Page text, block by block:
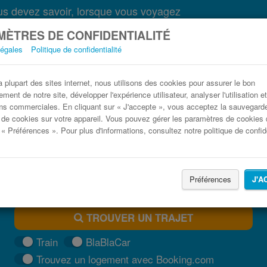
DE CONFIDENTIALITÉ
Politique de confidentialité
plupart des sites internet, nous utilisons des cookies pour assurer le bon
de notre site, développer l'expérience utilisateur, analyser l'utilisation
commerciales. En cliquant sur « J'accepte », vous acceptez la
cookies sur votre appareil. Vous pouvez gérer les paramètres de cookies
Préférences ». Pour plus d'informations, consultez notre politique de
Préférences
devez savoir, lorsque vous voyagez
Bus Menton Nice, France pas cher
Trouvez votre billet de bus moins cher
TROUVER UN TRAJET
Train
BlaBlaCar
Trouvez un logement avec Booking.com